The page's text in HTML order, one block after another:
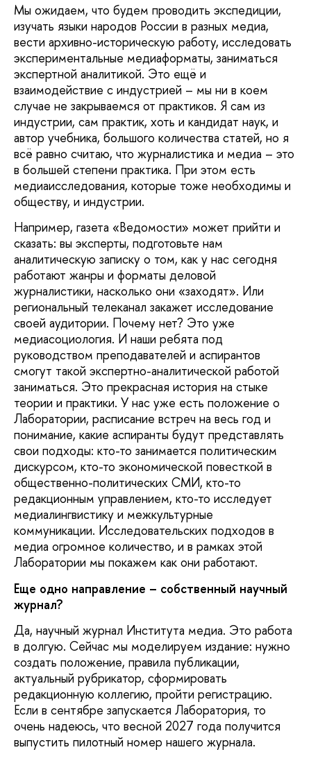
Мы ожидаем, что будем проводить экспедиции,
изучать языки народов России в разных медиа,
вести архивно-историческую работу, исследовать
экспериментальные медиаформаты, заниматься
экспертной аналитикой. Это ещё и
взаимодействие с индустрией – мы ни в коем
случае не закрываемся от практиков. Я сам из
индустрии, сам практик, хоть и кандидат наук, и
автор учебника, большого количества статей, но я
всё равно считаю, что журналистика и медиа – это
в большей степени практика. При этом есть
медиаисследования, которые тоже необходимы и
обществу, и индустрии.
Например, газета «Ведомости» может прийти и
сказать: вы эксперты, подготовьте нам
аналитическую записку о том, как у нас сегодня
работают жанры и форматы деловой
журналистики, насколько они «заходят». Или
региональный телеканал закажет исследование
своей аудитории. Почему нет? Это уже
медиасоциология. И наши ребята под
руководством преподавателей и аспирантов
смогут такой экспертно-аналитической работой
заниматься. Это прекрасная история на стыке
теории и практики. У нас уже есть положение о
Лаборатории, расписание встреч на весь год и
понимание, какие аспиранты будут представлять
свои подходы: кто-то занимается политическим
дискурсом, кто-то экономической повесткой в
общественно-политических СМИ, кто-то
редакционным управлением, кто-то исследует
медиалингвистику и межкультурные
коммуникации. Исследовательских подходов в
медиа огромное количество, и в рамках этой
Лаборатории мы покажем как они работают.
Еще одно направление – собственный научный
журнал?
Да, научный журнал Института медиа. Это работа
в долгую. Сейчас мы моделируем издание: нужно
создать положение, правила публикации,
актуальный рубрикатор, сформировать
редакционную коллегию, пройти регистрацию.
Если в сентябре запускается Лаборатория, то
очень надеюсь, что весной 2027 года получится
выпустить пилотный номер нашего журнала.